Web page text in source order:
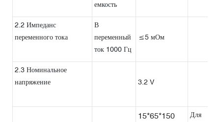
емкость
2.2 Импеданс
переменного тока
В
переменный
ток 1000 Гц
≤5 мОм
2.3 Номинальное
напряжение
3.2 V
15*65*150
Для